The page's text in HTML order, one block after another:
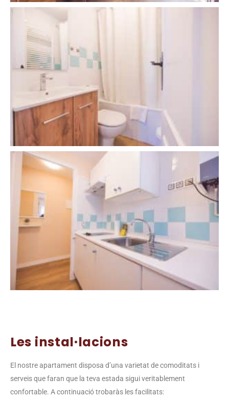
Les instal·lacions
El nostre apartament disposa d’una varietat de comoditats i
serveis que faran que la teva estada sigui veritablement
confortable. A continuació trobaràs les facilitats: